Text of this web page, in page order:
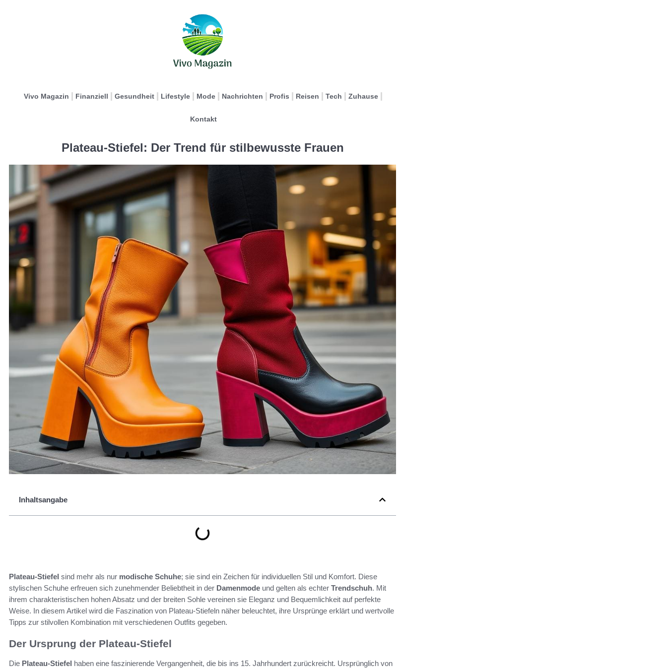
Vivo Magazin Finanziell Gesundheit Lifestyle Mode Nachrichten Profis Reisen Tech Zuhause
Kontakt
Plateau-Stiefel: Der Trend für stilbewusste Frauen
Inhaltsangabe
Plateau-Stiefel sind mehr als nur modische Schuhe; sie sind ein Zeichen für individuellen Stil und Komfort. Diese
stylischen Schuhe erfreuen sich zunehmender Beliebtheit in der Damenmode und gelten als echter Trendschuh. Mit
ihrem charakteristischen hohen Absatz und der breiten Sohle vereinen sie Eleganz und Bequemlichkeit auf perfekte
Weise. In diesem Artikel wird die Faszination von Plateau-Stiefeln näher beleuchtet, ihre Ursprünge erklärt und wertvolle
Tipps zur stilvollen Kombination mit verschiedenen Outfits gegeben.
Der Ursprung der Plateau-Stiefel
Die Plateau-Stiefel haben eine faszinierende Vergangenheit, die bis ins 15. Jahrhundert zurückreicht. Ursprünglich von